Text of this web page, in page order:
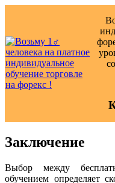
Заключение
Выбор между
обучением определяет